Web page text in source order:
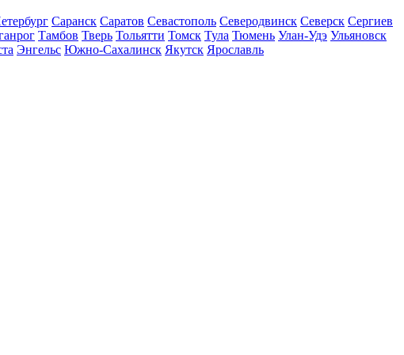
Саранск Саратов Севастополь Северодвинск Северск Сергиев
Тамбов Тверь Тольятти Томск Тула Тюмень Улан-Удэ Ульяновск
Энгельс Южно-Сахалинск Якутск Ярославль